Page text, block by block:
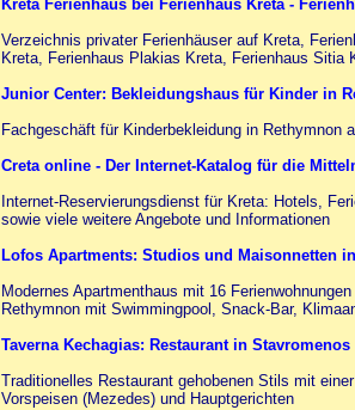
Kreta Ferienhaus bei Ferienhaus Kreta -
Verzeichnis privater Ferienhäuser auf Kreta,
Kreta, Ferienhaus Plakias Kreta, Ferienhaus Sitia
Junior Center: Bekleidungshaus für Kinder in
Fachgeschäft für Kinderbekleidung in Rethymnon
Creta online - Der Internet-Katalog für die
Internet-Reservierungsdienst für Kreta: Hotels,
sowie viele weitere Angebote und Informationen
Lofos Apartments: Studios und Maisonnetten
Modernes Apartmenthaus mit 16
Rethymnon mit Swimmingpool, Snack-Bar,
Taverna Kechagias: Restaurant in
Traditionelles Restaurant gehobenen Stils mit
Vorspeisen (Mezedes) und Hauptgerichten